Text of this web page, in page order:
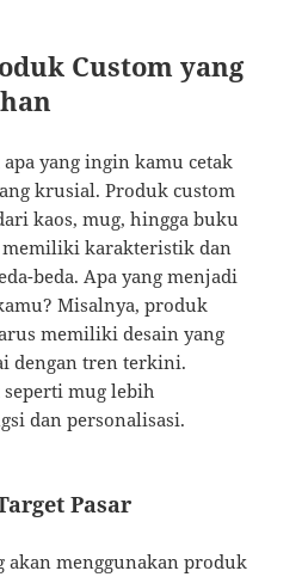
Custom yang
yang ingin kamu cetak
krusial. Produk custom
kaos, mug, hingga buku
memiliki karakteristik dan
beda. Apa yang menjadi
Misalnya, produk
memiliki desain yang
dengan tren terkini.
mug lebih
dan personalisasi.
Pasar
akan menggunakan produk